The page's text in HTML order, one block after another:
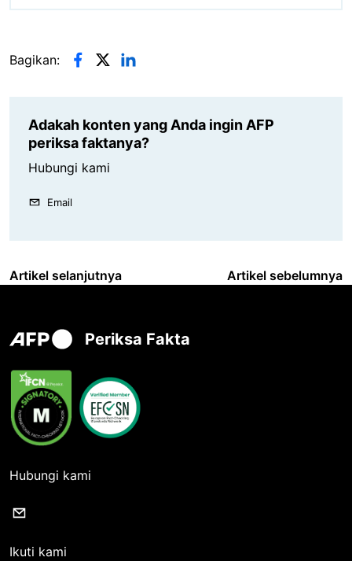
Bagikan:
Adakah konten yang Anda ingin AFP
periksa faktanya?
Hubungi kami
Email
Artikel selanjutnya Artikel sebelumnya
Periksa Fakta
Hubungi kami
Ikuti kami